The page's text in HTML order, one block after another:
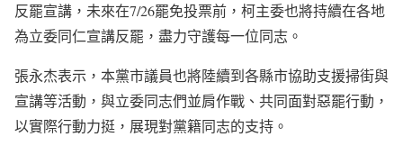
反罷宣講，未來在7/26罷免投票前，柯主委也將持續在各地
為立委同仁宣講反罷，盡力守護每一位同志。
張永杰表示，本黨市議員也將陸續到各縣市協助支援掃街與
宣講等活動，與立委同志們並肩作戰、共同面對惡罷行動，
以實際行動力挺，展現對黨籍同志的支持。